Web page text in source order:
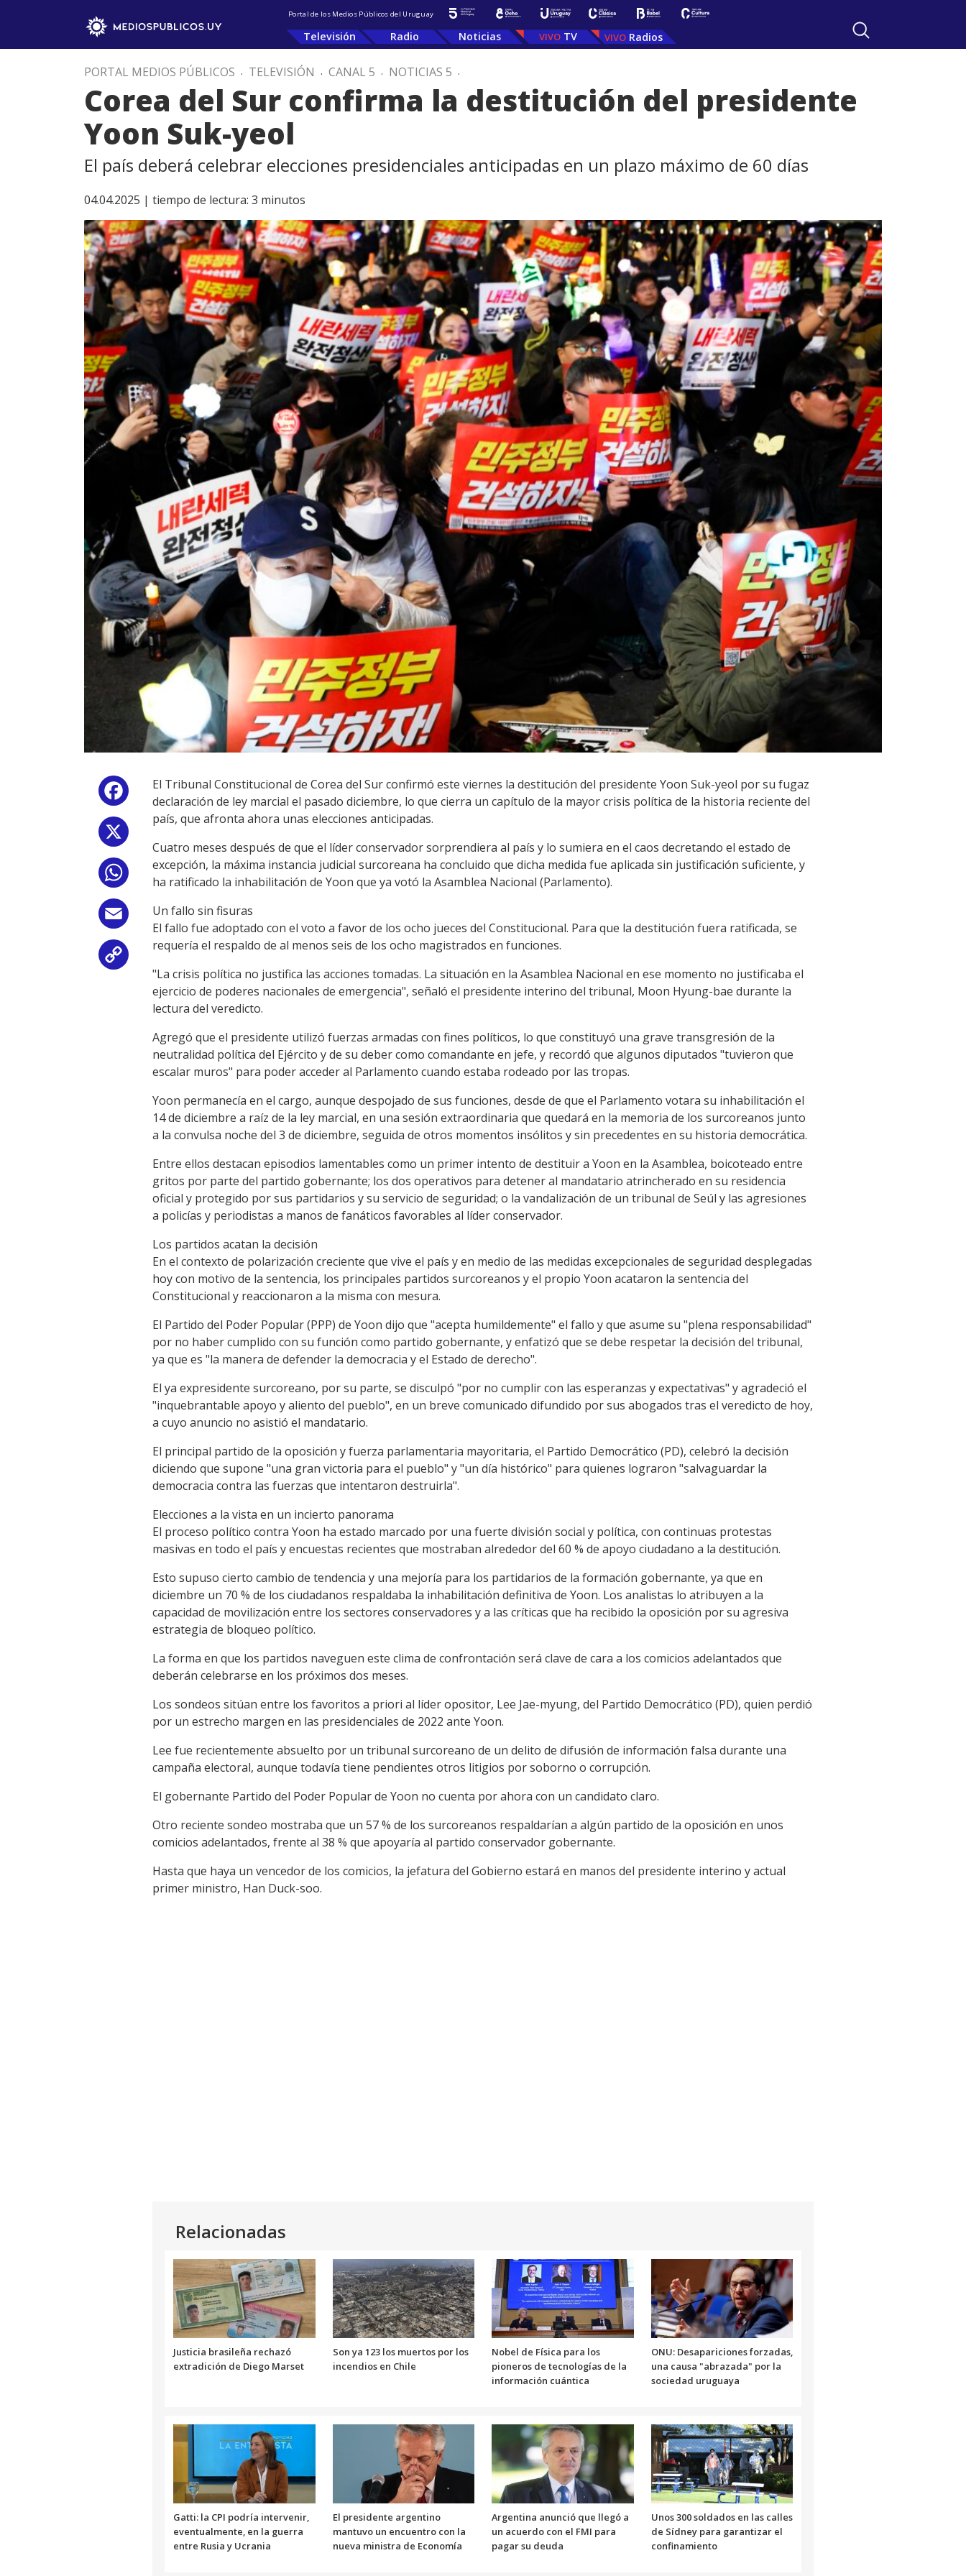
Portal de los Medios Públicos del Uruguay
Televisión Radio Noticias TV Radios
PORTAL MEDIOS PÚBLICOS . TELEVISIÓN . CANAL 5 . NOTICIAS 5 .
Corea del Sur confirma la destitución del presidente
Yoon Suk-yeol
El país deberá celebrar elecciones presidenciales anticipadas en un plazo máximo de 60 días
04.04.2025 | tiempo de lectura: 3 minutos
Facebook
WhatsApp
Email
Link
El Tribunal Constitucional de Corea del Sur confirmó este viernes la destitución del presidente Yoon Suk-yeol por su fugaz
declaración de ley marcial el pasado diciembre, lo que cierra un capítulo de la mayor crisis política de la historia reciente del
país, que afronta ahora unas elecciones anticipadas.
Cuatro meses después de que el líder conservador sorprendiera al país y lo sumiera en el caos decretando el estado de
excepción, la máxima instancia judicial surcoreana ha concluido que dicha medida fue aplicada sin justificación suficiente, y
ha ratificado la inhabilitación de Yoon que ya votó la Asamblea Nacional (Parlamento).
Un fallo sin fisuras
El fallo fue adoptado con el voto a favor de los ocho jueces del Constitucional. Para que la destitución fuera ratificada, se
requería el respaldo de al menos seis de los ocho magistrados en funciones.
"La crisis política no justifica las acciones tomadas. La situación en la Asamblea Nacional en ese momento no justificaba el
ejercicio de poderes nacionales de emergencia", señaló el presidente interino del tribunal, Moon Hyung-bae durante la
lectura del veredicto.
Agregó que el presidente utilizó fuerzas armadas con fines políticos, lo que constituyó una grave transgresión de la
neutralidad política del Ejército y de su deber como comandante en jefe, y recordó que algunos diputados "tuvieron que
escalar muros" para poder acceder al Parlamento cuando estaba rodeado por las tropas.
Yoon permanecía en el cargo, aunque despojado de sus funciones, desde de que el Parlamento votara su inhabilitación el
14 de diciembre a raíz de la ley marcial, en una sesión extraordinaria que quedará en la memoria de los surcoreanos junto
a la convulsa noche del 3 de diciembre, seguida de otros momentos insólitos y sin precedentes en su historia democrática.
Entre ellos destacan episodios lamentables como un primer intento de destituir a Yoon en la Asamblea, boicoteado entre
gritos por parte del partido gobernante; los dos operativos para detener al mandatario atrincherado en su residencia
oficial y protegido por sus partidarios y su servicio de seguridad; o la vandalización de un tribunal de Seúl y las agresiones
a policías y periodistas a manos de fanáticos favorables al líder conservador.
Los partidos acatan la decisión
En el contexto de polarización creciente que vive el país y en medio de las medidas excepcionales de seguridad desplegadas
hoy con motivo de la sentencia, los principales partidos surcoreanos y el propio Yoon acataron la sentencia del
Constitucional y reaccionaron a la misma con mesura.
El Partido del Poder Popular (PPP) de Yoon dijo que "acepta humildemente" el fallo y que asume su "plena responsabilidad"
por no haber cumplido con su función como partido gobernante, y enfatizó que se debe respetar la decisión del tribunal,
ya que es "la manera de defender la democracia y el Estado de derecho".
El ya expresidente surcoreano, por su parte, se disculpó "por no cumplir con las esperanzas y expectativas" y agradeció el
"inquebrantable apoyo y aliento del pueblo", en un breve comunicado difundido por sus abogados tras el veredicto de hoy,
a cuyo anuncio no asistió el mandatario.
El principal partido de la oposición y fuerza parlamentaria mayoritaria, el Partido Democrático (PD), celebró la decisión
diciendo que supone "una gran victoria para el pueblo" y "un día histórico" para quienes lograron "salvaguardar la
democracia contra las fuerzas que intentaron destruirla".
Elecciones a la vista en un incierto panorama
El proceso político contra Yoon ha estado marcado por una fuerte división social y política, con continuas protestas
masivas en todo el país y encuestas recientes que mostraban alrededor del 60 % de apoyo ciudadano a la destitución.
Esto supuso cierto cambio de tendencia y una mejoría para los partidarios de la formación gobernante, ya que en
diciembre un 70 % de los ciudadanos respaldaba la inhabilitación definitiva de Yoon. Los analistas lo atribuyen a la
capacidad de movilización entre los sectores conservadores y a las críticas que ha recibido la oposición por su agresiva
estrategia de bloqueo político.
La forma en que los partidos naveguen este clima de confrontación será clave de cara a los comicios adelantados que
deberán celebrarse en los próximos dos meses.
Los sondeos sitúan entre los favoritos a priori al líder opositor, Lee Jae-myung, del Partido Democrático (PD), quien perdió
por un estrecho margen en las presidenciales de 2022 ante Yoon.
Lee fue recientemente absuelto por un tribunal surcoreano de un delito de difusión de información falsa durante una
campaña electoral, aunque todavía tiene pendientes otros litigios por soborno o corrupción.
El gobernante Partido del Poder Popular de Yoon no cuenta por ahora con un candidato claro.
Otro reciente sondeo mostraba que un 57 % de los surcoreanos respaldarían a algún partido de la oposición en unos
comicios adelantados, frente al 38 % que apoyaría al partido conservador gobernante.
Hasta que haya un vencedor de los comicios, la jefatura del Gobierno estará en manos del presidente interino y actual
primer ministro, Han Duck-soo.
Relacionadas
Justicia brasileña rechazó
extradición de Diego Marset
Son ya 123 los muertos por los
incendios en Chile
Nobel de Física para los
pioneros de tecnologías de la
información cuántica
ONU: Desapariciones forzadas,
una causa "abrazada" por la
sociedad uruguaya
Gatti: la CPI podría intervenir,
eventualmente, en la guerra
entre Rusia y Ucrania
El presidente argentino
mantuvo un encuentro con la
nueva ministra de Economía
Argentina anunció que llegó a
un acuerdo con el FMI para
pagar su deuda
Unos 300 soldados en las calles
de Sídney para garantizar el
confinamiento